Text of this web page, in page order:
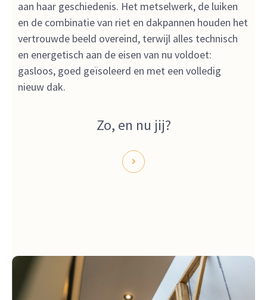
aan haar geschiedenis. Het metselwerk, de luiken
en de combinatie van riet en dakpannen houden het
vertrouwde beeld overeind, terwijl alles technisch
en energetisch aan de eisen van nu voldoet:
gasloos, goed geïsoleerd en met een volledig
nieuw dak.
Zo, en nu jij?